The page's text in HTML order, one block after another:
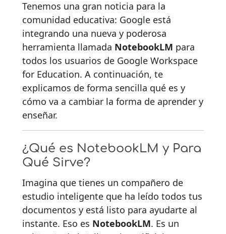
Tenemos una gran noticia para la
comunidad educativa: Google está
integrando una nueva y poderosa
herramienta llamada NotebookLM para
todos los usuarios de Google Workspace
for Education. A continuación, te
explicamos de forma sencilla qué es y
cómo va a cambiar la forma de aprender y
enseñar.
¿Qué es NotebookLM y Para
Qué Sirve?
Imagina que tienes un compañero de
estudio inteligente que ha leído todos tus
documentos y está listo para ayudarte al
instante. Eso es NotebookLM. Es un